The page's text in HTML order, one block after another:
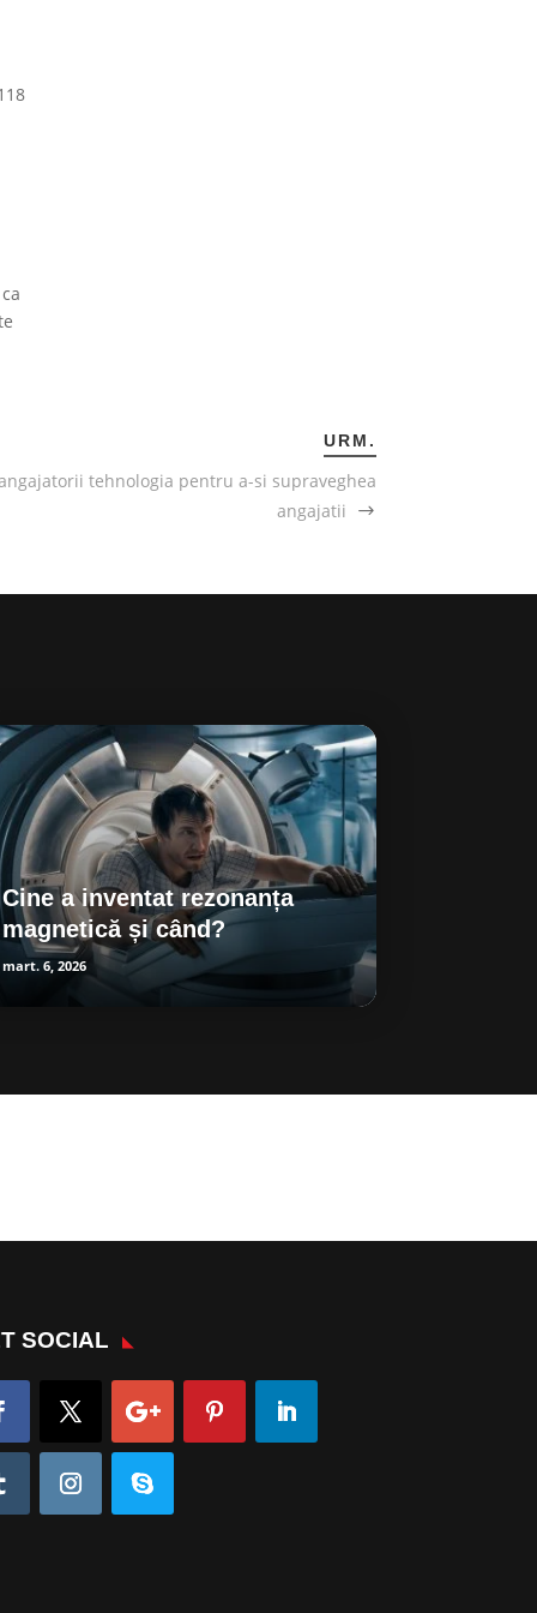
URM.
tehnologia pentru a-si supraveghea
angajatii
Cine a inventat rezonanța
magnetică și când?
mart. 6, 2026
SOCIAL